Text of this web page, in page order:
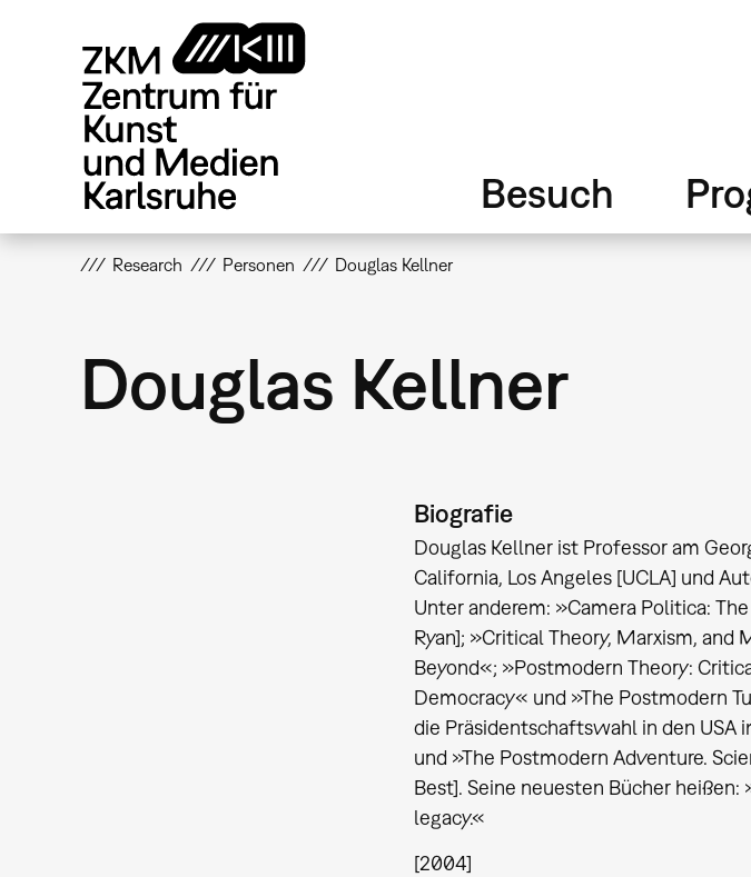
Besuch
Research Personen Douglas Kellner
Douglas Kellner
Biografie
Douglas Kellner ist Professor am
California, Los Angeles [UCLA] und
Unter anderem: »Camera Politica:
Ryan]; »Critical Theory, Marxism,
Beyond«; »Postmodern Theory:
Democracy« und »The Postmodern
die Präsidentschaftswahl in den
und »The Postmodern Adventure.
Best]. Seine neuesten Bücher
legacy.«
[2004]